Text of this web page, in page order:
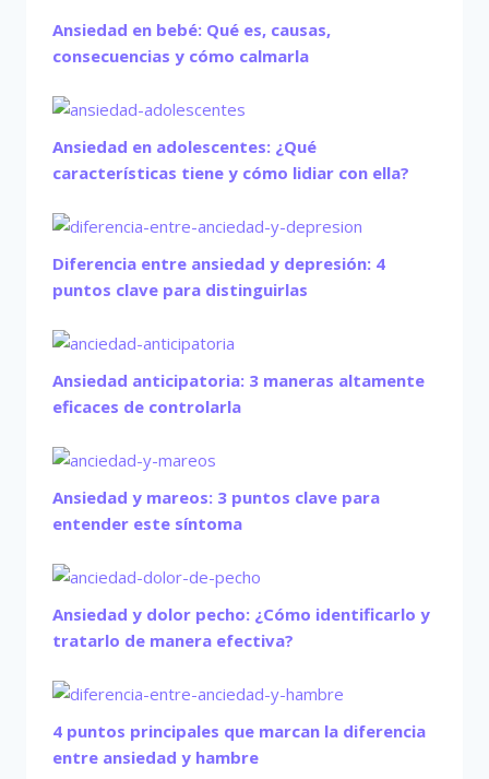
Ansiedad en bebé: Qué es, causas,
consecuencias y cómo calmarla
Ansiedad en adolescentes: ¿Qué
características tiene y cómo lidiar con ella?
Diferencia entre ansiedad y depresión: 4
puntos clave para distinguirlas
Ansiedad anticipatoria: 3 maneras altamente
eficaces de controlarla
Ansiedad y mareos: 3 puntos clave para
entender este síntoma
Ansiedad y dolor pecho: ¿Cómo identificarlo y
tratarlo de manera efectiva?
4 puntos principales que marcan la diferencia
entre ansiedad y hambre